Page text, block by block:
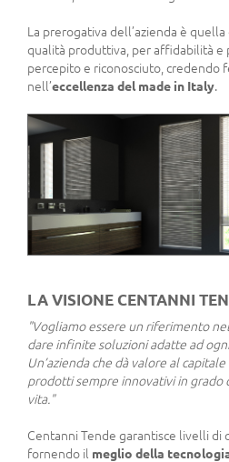
La prerogativa dell’azienda è
qualità produttiva, per affidabilità e
percepito e riconosciuto, credendo
nell’eccellenza del made in Italy.
LA VISIONE CENTANNI
"Vogliamo essere un riferimento
dare infinite soluzioni adatte ad
Un’azienda che dà valore al
prodotti sempre innovativi in grado
vita."
Centanni Tende garantisce livelli di
fornendo il meglio della